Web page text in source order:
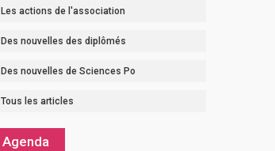
Les actions de l'association
Des nouvelles des diplômés
Des nouvelles de Sciences Po
Tous les articles
Agenda